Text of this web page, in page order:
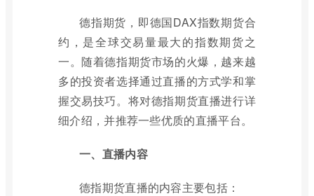
德指期货，即德国DAX指数期货合
约，是全球交易量最大的指数期货之
一。随着德指期货市场的火爆，越来越
多的投资者选择通过直播的方式学和掌
握交易技巧。将对德指期货直播进行详
细介绍，并推荐一些优质的直播平台。
一、直播内容
德指期货直播的内容主要包括：